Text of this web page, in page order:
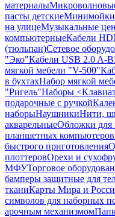
материалы
пасты детскиеМинимойки
на улицеМузыкальные
компьютерныеКабели
(тюльпан)Сетевое
"Эко"Кабели USB 2.0 A-B
мягкой мебели "V-500"
в бухтахНабор мягкой
"Ригель"Наборы
подарочные с ручкой
наборыНаушникиНити,
акварельныеОбложки для
планшетных компьютеров
быстрого приготовления
плоттеровОрехи и
МФУТорговое
бамперы защитные для
тканиКарты Мира и
символов для наборных
арочным механизмом